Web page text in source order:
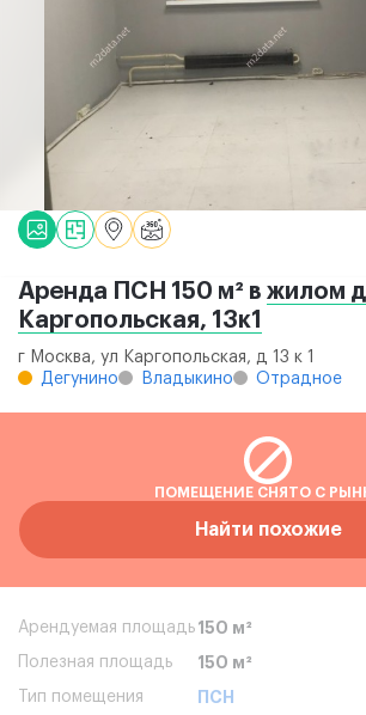
Аренда ПСН 150 м² в жилом
Каргопольская, 13к1
г Москва, ул Каргопольская, д 13 к 1
Дегунино
Владыкино Отрадное
ПОМЕЩЕНИЕ СНЯТО С
Найти похожие
Арендуемая площадь 150 м²
Полезная площадь 150 м²
Тип помещения ПСН